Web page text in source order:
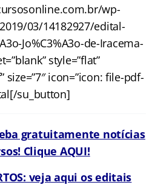
wp-
03/14182927/edital-
Jo%C3%A3o-de-Iracema-
style=”flat”
size=”7″ icon=”icon: file-pdf-
su_button]
gratuitamente notícias
Clique AQUI!
veja aqui os editais